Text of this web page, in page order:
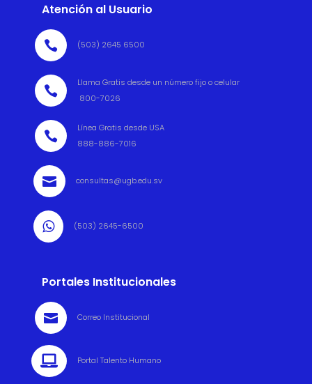
Atención al Usuario
 (503) 2645 6500

Llama Gratis desde un número fijo o celular
800-7026

Línea Gratis desde USA
888-886-7016
 consultas@ugb.edu.sv
 (503) 2645-6500
Portales Institucionales
 Correo Institucional
 Portal Talento Humano